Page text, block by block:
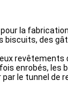
la
des
enrobés, les
le tunnel de